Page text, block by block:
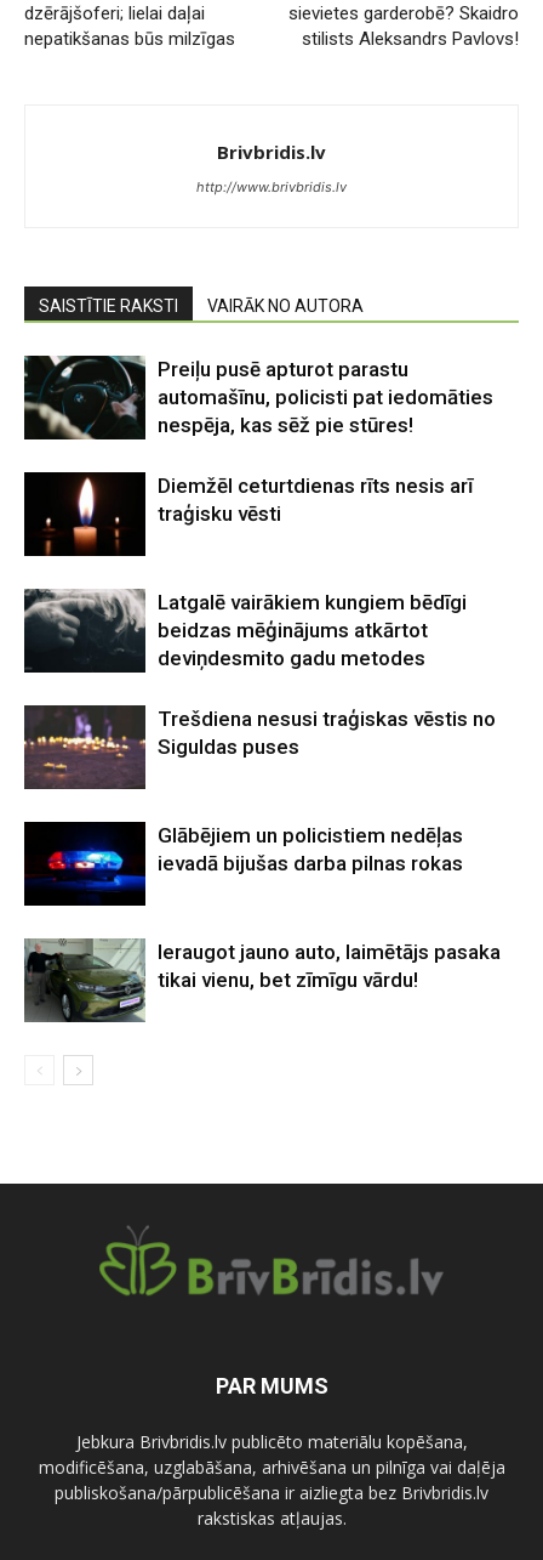
dzērājšoferi; lielai daļai
nepatikšanas būs milzīgas
sievietes garderobē? Skaidro
stilists Aleksandrs Pavlovs!
Brivbridis.lv
http://www.brivbridis.lv
SAISTĪTIE RAKSTI VAIRĀK NO AUTORA
Preiļu pusē apturot parastu
automašīnu, policisti pat iedomāties
nespēja, kas sēž pie stūres!
Diemžēl ceturtdienas rīts nesis arī
traģisku vēsti
Latgalē vairākiem kungiem bēdīgi
beidzas mēģinājums atkārtot
deviņdesmito gadu metodes
Trešdiena nesusi traģiskas vēstis no
Siguldas puses
Glābējiem un policistiem nedēļas
ievadā bijušas darba pilnas rokas
Ieraugot jauno auto, laimētājs pasaka
tikai vienu, bet zīmīgu vārdu!
PAR MUMS
Jebkura Brivbridis.lv publicēto materiālu kopēšana,
modificēšana, uzglabāšana, arhivēšana un pilnīga vai daļēja
publiskošana/pārpublicēšana ir aizliegta bez Brivbridis.lv
rakstiskas atļaujas.